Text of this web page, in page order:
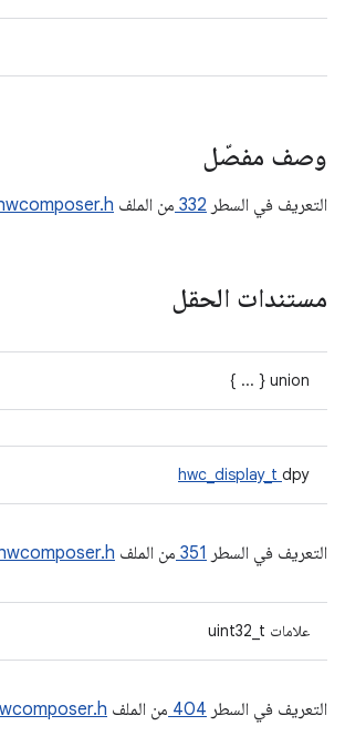
وصف مفصّل
التعريف في السطر 332 من الملف
مستندات الحقل
union { ... }
hwc_display_t dpy
التعريف في السطر 351 من الملف
علامات uint32_t
التعريف في السطر 404 من الملف